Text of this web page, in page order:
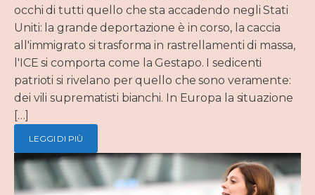
occhi di tutti quello che sta accadendo negli Stati
Uniti: la grande deportazione è in corso, la caccia
all'immigrato si trasforma in rastrellamenti di massa,
l'ICE si comporta come la Gestapo. I sedicenti
patrioti si rivelano per quello che sono veramente:
dei vili suprematisti bianchi. In Europa la situazione
[…]
LEGGI DI PIÙ